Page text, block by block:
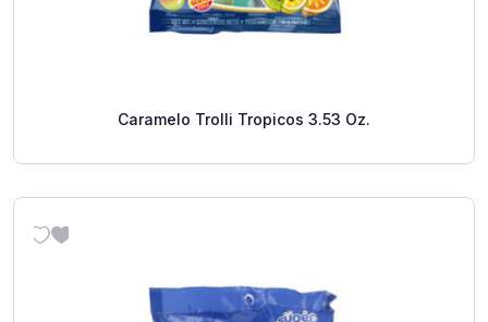
Caramelo Trolli Tropicos 3.53 Oz.